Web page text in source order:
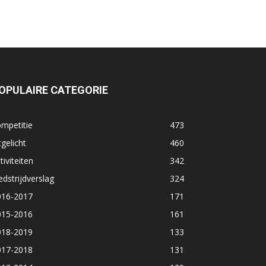
CATEGORIE
473
460
342
324
2017
171
2016
161
2019
133
2018
131